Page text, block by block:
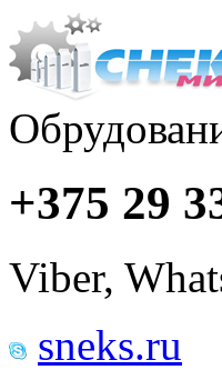
+375 29
Viber,
sneks.ru